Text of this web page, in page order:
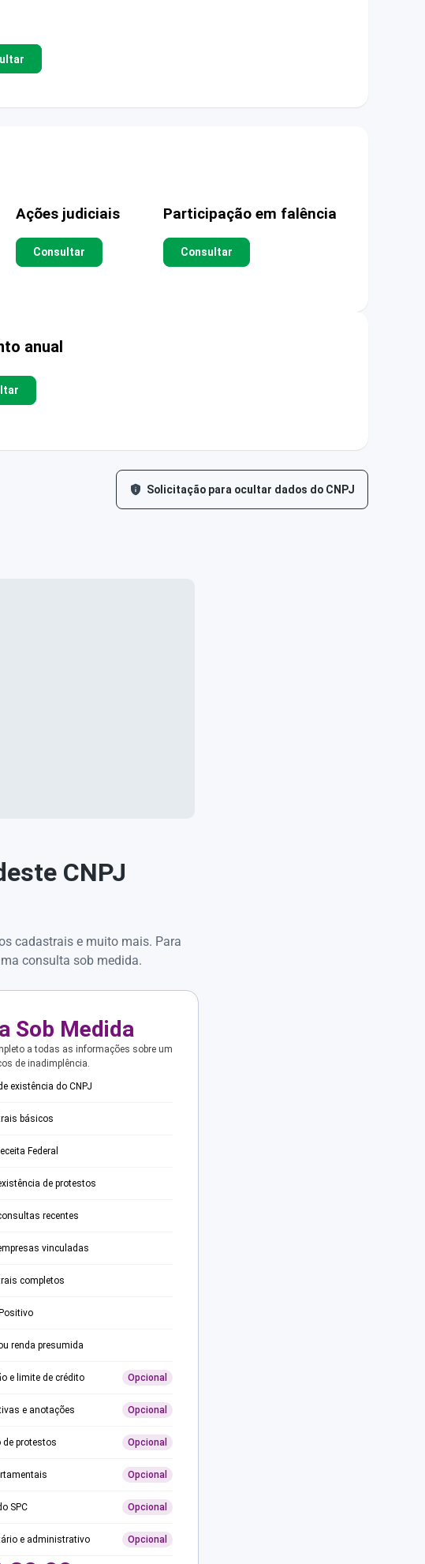
Ações judiciais
Consultar
Participação em falência
Consultar
anual
Solicitação para ocultar dados do CNPJ
CNPJ
cadastrais e muito mais. Para
consulta sob medida.
Sob Medida
a todas as informações sobre um
de inadimplência.
existência do CNPJ
básicos
Federal
de protestos
recentes
vinculadas
completos
renda presumida
e limite de crédito Opcional
e anotações Opcional
de protestos Opcional
Opcional
SPC Opcional
e administrativo Opcional